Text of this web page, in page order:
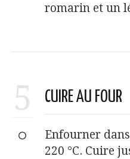
romarin et un
5 CUIRE AU FOUR
Enfourner
220 °C. Cuire